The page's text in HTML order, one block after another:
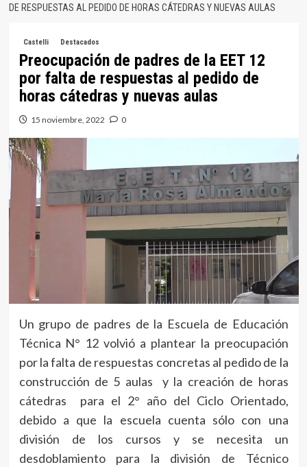
DE RESPUESTAS AL PEDIDO DE HORAS CÁTEDRAS Y NUEVAS AULAS
Castelli Destacados
Preocupación de padres de la EET 12
por falta de respuestas al pedido de
horas cátedras y nuevas aulas
15 noviembre, 2022 0
Un grupo de padres de la Escuela de Educación
Técnica N° 12 volvió a plantear la preocupación
por la falta de respuestas concretas al pedido de la
construcción de 5 aulas y la creación de horas
cátedras para el 2° año del Ciclo Orientado,
debido a que la escuela cuenta sólo con una
división de los cursos y se necesita un
desdoblamiento para la división de Técnico